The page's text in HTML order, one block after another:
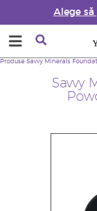
Alege
Savvy
Produse Savvy Minerals